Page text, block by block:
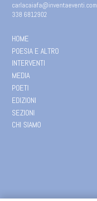
carlacaiafa@inventaeventi.com
338 6812902
HOME
POESIA E ALTRO
INTERVENTI
MEDIA
POETI
EDIZIONI
SEZIONI
CHI SIAMO